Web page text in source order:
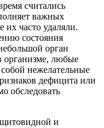
считались
важных
часто удаляли.
состояния
орган
организме, любые
нежелательные
дефицита или
обследовать
и